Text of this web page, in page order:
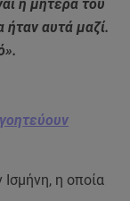
η μητέρα του
ήταν αυτά μαζί.
η οποία